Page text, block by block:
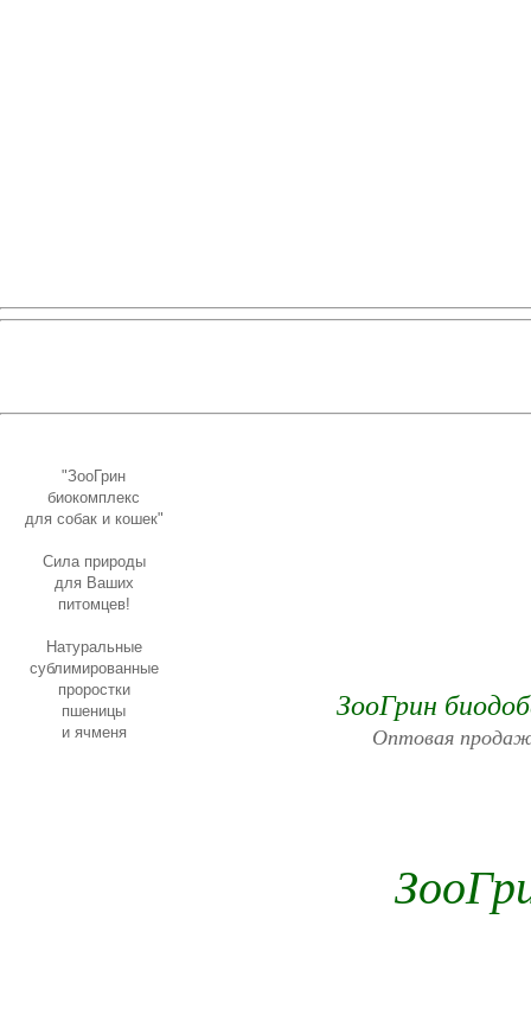
"ЗооГрин
биокомплекс
для собак и кошек"
Сила природы
для Ваших
питомцев!
Натуральные
сублимированные
проростки
пшеницы
и ячменя
ЗооГрин
Оптовая